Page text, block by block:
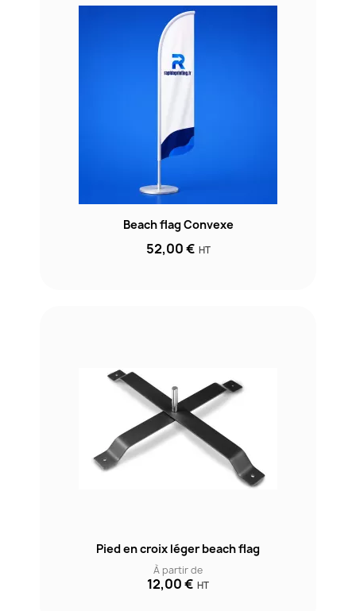
Beach flag Convexe
52,00 € HT
Pied en croix léger beach flag
À partir de
12,00 € HT